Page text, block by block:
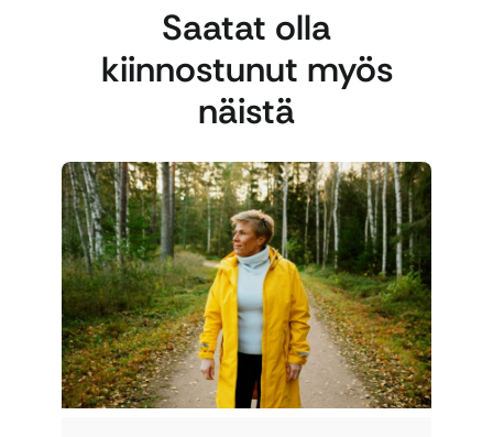
Saatat olla
kiinnostunut myös
näistä